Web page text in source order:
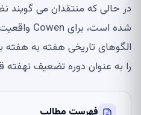
الگوهای تاریخی هفته به هفته
را به عنوان دوره تضعیف